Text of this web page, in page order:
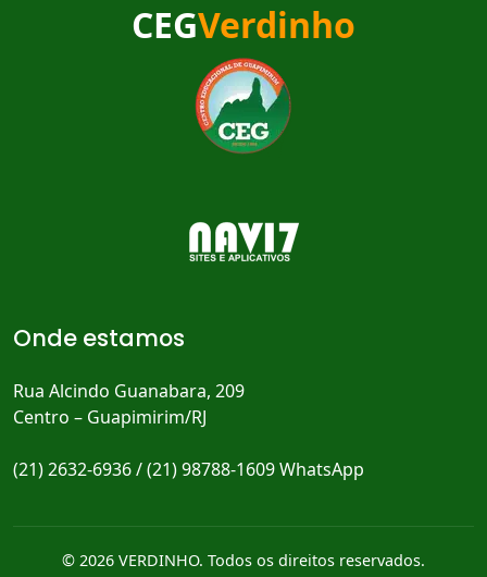
CEGVerdinho
Onde estamos
Rua Alcindo Guanabara, 209
Centro – Guapimirim/RJ
(21) 2632-6936 / (21) 98788-1609 WhatsApp
© 2026 VERDINHO. Todos os direitos reservados.